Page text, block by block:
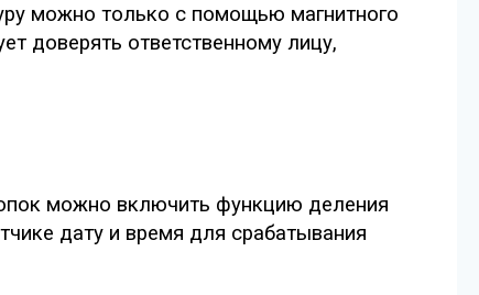
можно только с помощью магнитного
доверять ответственному лицу,
можно включить функцию деления
дату и время для срабатывания